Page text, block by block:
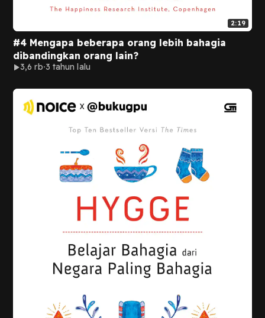
2:19
#4 Mengapa beberapa orang lebih bahagia
dibandingkan orang lain?
3,6 rb 3 tahun lalu